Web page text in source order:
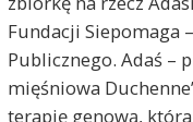
Fundacji Siepomaga
Publicznego. Adaś –
mięśniowa
terapię genową,